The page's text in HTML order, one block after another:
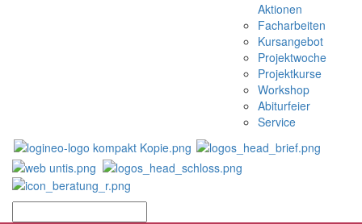
Aktionen
Facharbeiten
Kursangebot
Projektwoche
Projektkurse
Workshop
Abiturfeier
Service